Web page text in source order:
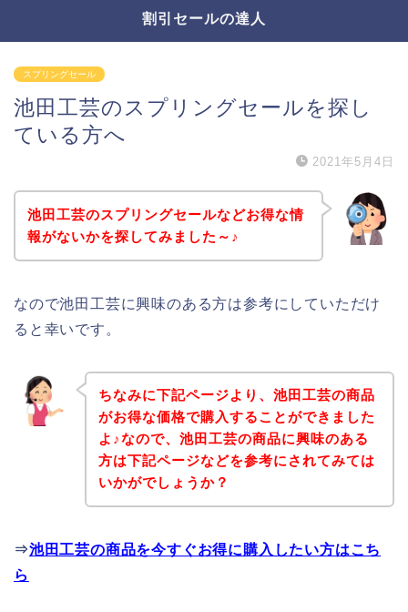
割引セールの達人
スプリングセール
池田工芸のスプリングセールを探し
ている方へ
2021年5月4日
池田工芸のスプリングセールなどお得な情
報がないかを探してみました～♪
なので池田工芸に興味のある方は参考にしていただけ
ると幸いです。
ちなみに下記ページより、池田工芸の商品
がお得な価格で購入することができました
よ♪なので、池田工芸の商品に興味のある
方は下記ページなどを参考にされてみては
いかがでしょうか？
⇒池田工芸の商品を今すぐお得に購入したい方はこち
ら